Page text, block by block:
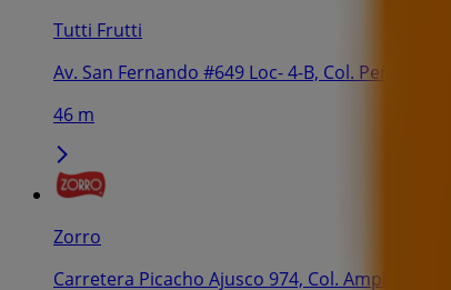
Tutti Frutti
Av. San Fernando #649 Loc- 4-B, Col. Peña
46 m
Zorro
Carretera Picacho Ajusco 974, Col. Ampliación